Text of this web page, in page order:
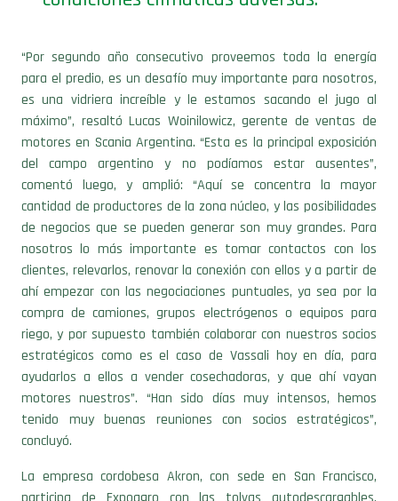
para el predio, es un desafío muy importante para nosotros,
es una vidriera increíble y le estamos sacando el jugo al
máximo”, resaltó Lucas Woinilowicz, gerente de ventas de
motores en Scania Argentina. “Esta es la principal exposición
del campo argentino y no podíamos estar ausentes”,
comentó luego, y amplió: “Aquí se concentra la mayor
cantidad de productores de la zona núcleo, y las posibilidades
de negocios que se pueden generar son muy grandes. Para
nosotros lo más importante es tomar contactos con los
clientes, relevarlos, renovar la conexión con ellos y a partir de
ahí empezar con las negociaciones puntuales, ya sea por la
compra de camiones, grupos electrógenos o equipos para
riego, y por supuesto también colaborar con nuestros socios
estratégicos como es el caso de Vassali hoy en día, para
ayudarlos a ellos a vender cosechadoras, y que ahí vayan
motores nuestros”. “Han sido días muy intensos, hemos
tenido muy buenas reuniones con socios estratégicos”,
concluyó.
La empresa cordobesa Akron, con sede en San Francisco,
participa de Expoagro con las tolvas autodescargables,
extractoras, embolsadoras, más la línea forrajera con el mixer